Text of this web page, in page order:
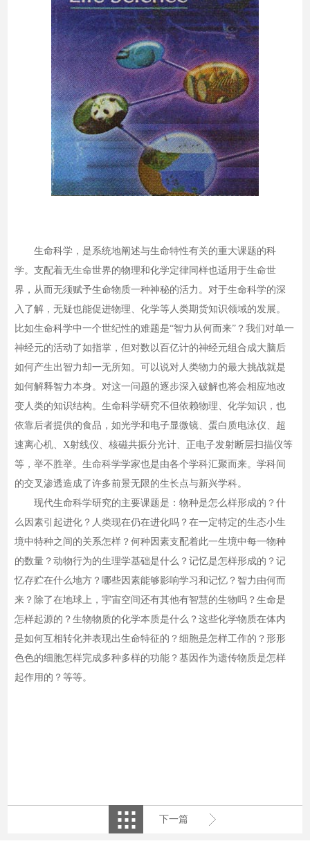
生命科学，是系统地阐述与生命特性有关的重大课题的科
学。支配着无生命世界的物理和化学定律同样也适用于生命世
界，从而无须赋予生命物质一种神秘的活力。对于生命科学的深
入了解，无疑也能促进物理、化学等人类期货知识领域的发展。
比如生命科学中一个世纪性的难题是“智力从何而来”？我们对单一
神经元的活动了如指掌，但对数以百亿计的神经元组合成大脑后
如何产生出智力却一无所知。可以说对人类物力的最大挑战就是
如何解释智力本身。对这一问题的逐步深入破解也将会相应地改
变人类的知识结构。生命科学研究不但依赖物理、化学知识，也
依靠后者提供的食品，如光学和电子显微镜、蛋白质电泳仪、超
速离心机、X射线仪、核磁共振分光计、正电子发射断层扫描仪等
等，举不胜举。生命科学学家也是由各个学科汇聚而来。学科间
的交叉渗透造成了许多前景无限的生长点与新兴学科。
现代生命科学研究的主要课题是：物种是怎么样形成的？什
么因素引起进化？人类现在仍在进化吗？在一定特定的生态小生
境中特种之间的关系怎样？何种因素支配着此一生境中每一物种
的数量？动物行为的生理学基础是什么？记忆是怎样形成的？记
忆存贮在什么地方？哪些因素能够影响学习和记忆？智力由何而
来？除了在地球上，宇宙空间还有其他有智慧的生物吗？生命是
怎样起源的？生物物质的化学本质是什么？这些化学物质在体内
是如何互相转化并表现出生命特征的？细胞是怎样工作的？形形
色色的细胞怎样完成多种多样的功能？基因作为遗传物质是怎样
起作用的？等等。
下一篇